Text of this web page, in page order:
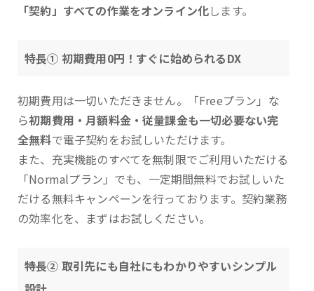
「契約」すべての作業をオンライン化します。
特長① 初期費用0円！すぐに始められるDX
初期費用は一切いただきません。「Freeプラン」な
ら初期費用・月額料金・従量課金も一切必要ない完
全無料で電子契約をお試しいただけます。
また、充実機能のすべてを無制限でご利用いただける
「Normalプラン」でも、一定期間無料でお試しいた
だける無料キャンペーンを行っております。契約業務
の効率化を、まずはお試しください。
特長② 取引先にも自社にもわかりやすいシンプル